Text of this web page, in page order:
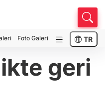
Foto Galeri TR
geri